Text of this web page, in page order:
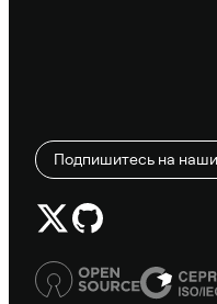
Подпишитесь на